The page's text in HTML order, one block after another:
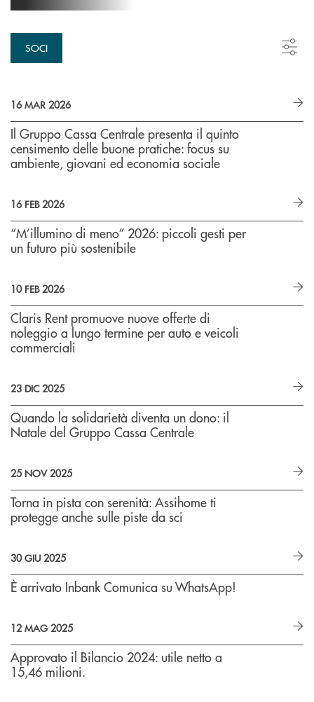
SOCI
16 MAR 2026
Il Gruppo Cassa Centrale presenta il quinto
censimento delle buone pratiche: focus su
ambiente, giovani ed economia sociale
16 FEB 2026
“M’illumino di meno” 2026: piccoli gesti per
un futuro più sostenibile
10 FEB 2026
Claris Rent promuove nuove offerte di
noleggio a lungo termine per auto e veicoli
commerciali
23 DIC 2025
Quando la solidarietà diventa un dono: il
Natale del Gruppo Cassa Centrale
25 NOV 2025
Torna in pista con serenità: Assihome ti
protegge anche sulle piste da sci
30 GIU 2025
È arrivato Inbank Comunica su WhatsApp!
12 MAG 2025
Approvato il Bilancio 2024: utile netto a
15,46 milioni.